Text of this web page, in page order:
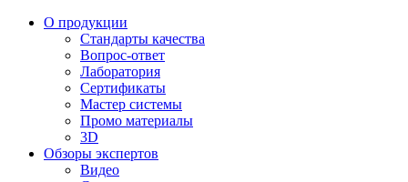
О продукции
Стандарты качества
Вопрос-ответ
Лаборатория
Сертификаты
Мастер системы
Промо материалы
3D
Обзоры экспертов
Видео